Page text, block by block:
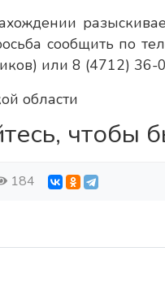
сообщить по
или 8 (4712) 36-
области
чтобы
184